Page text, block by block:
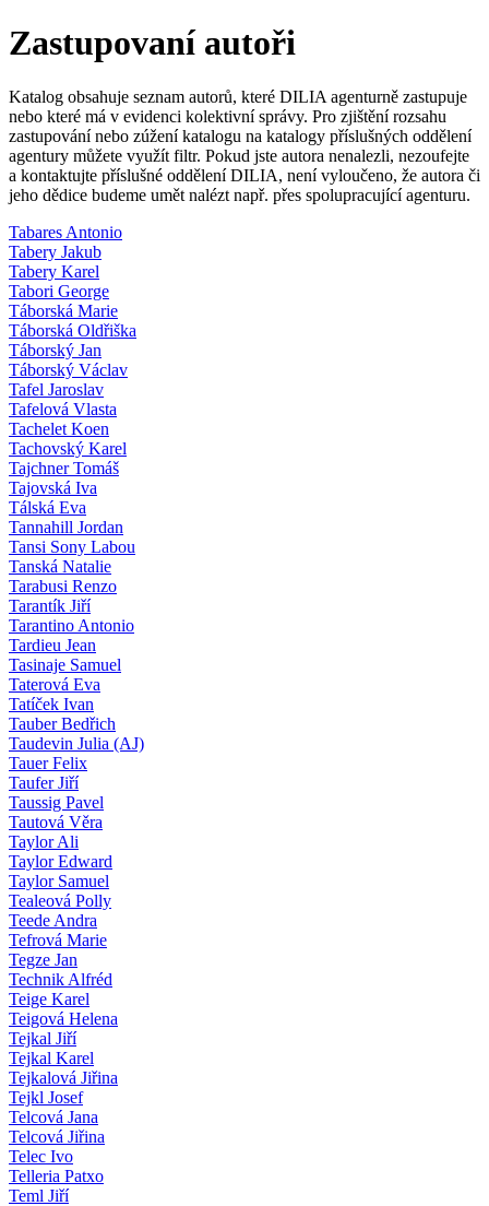
Zastupovaní autoři
Katalog obsahuje seznam autorů, které DILIA agenturně zastupuje
nebo které má v evidenci kolektivní správy. Pro zjištění rozsahu
zastupování nebo zúžení katalogu na katalogy příslušných oddělení
agentury můžete využít filtr. Pokud jste autora nenalezli, nezoufejte
a kontaktujte příslušné oddělení DILIA, není vyloučeno, že autora či
jeho dědice budeme umět nalézt např. přes spolupracující agenturu.
Tabares Antonio
Tabery Jakub
Tabery Karel
Tabori George
Táborská Marie
Táborská Oldřiška
Táborský Jan
Táborský Václav
Tafel Jaroslav
Tafelová Vlasta
Tachelet Koen
Tachovský Karel
Tajchner Tomáš
Tajovská Iva
Tálská Eva
Tannahill Jordan
Tansi Sony Labou
Tanská Natalie
Tarabusi Renzo
Tarantík Jiří
Tarantino Antonio
Tardieu Jean
Tasinaje Samuel
Taterová Eva
Tatíček Ivan
Tauber Bedřich
Taudevin Julia (AJ)
Tauer Felix
Taufer Jiří
Taussig Pavel
Tautová Věra
Taylor Ali
Taylor Edward
Taylor Samuel
Tealeová Polly
Teede Andra
Tefrová Marie
Tegze Jan
Technik Alfréd
Teige Karel
Teigová Helena
Tejkal Jiří
Tejkal Karel
Tejkalová Jiřina
Tejkl Josef
Telcová Jana
Telcová Jiřina
Telec Ivo
Telleria Patxo
Teml Jiří